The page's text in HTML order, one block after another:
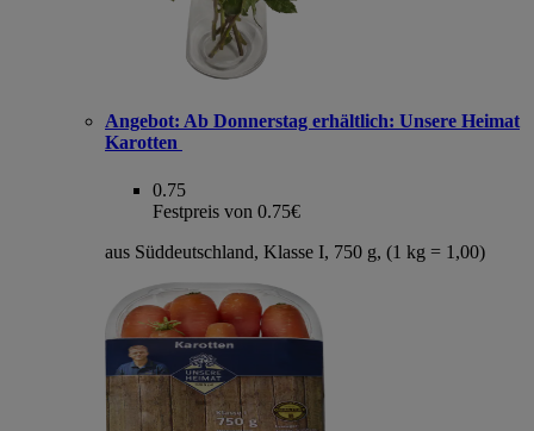
Angebot: Ab Donnerstag erhältlich: Unsere Heimat
Karotten
0.75
Festpreis von 0.75€
aus Süddeutschland, Klasse I, 750 g, (1 kg = 1,00)